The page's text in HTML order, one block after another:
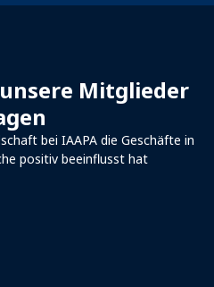
unsere Mitglieder
bei IAAPA die Geschäfte in
positiv beeinflusst hat